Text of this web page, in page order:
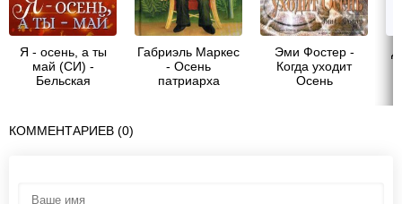
Я - осень, а ты
май (СИ) -
Бельская
Габриэль Маркес
- Осень
патриарха
Эми Фостер -
Когда уходит
Осень
КОММЕНТАРИЕВ (0)